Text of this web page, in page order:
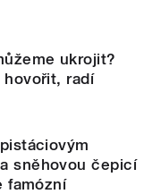
ukrojit?
hovořit, radí
sněhovou čepicí
famózní